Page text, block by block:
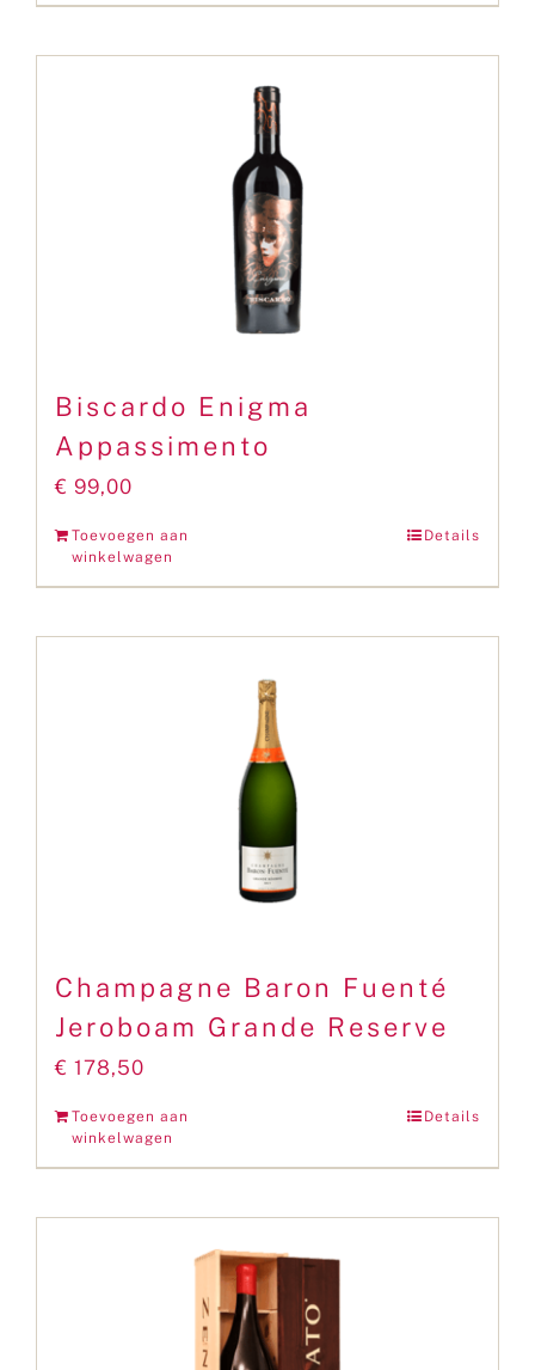
Biscardo Enigma
Appassimento
€ 99,00
Toevoegen aan
winkelwagen
Details
Champagne Baron Fuenté
Jeroboam Grande Reserve
€ 178,50
Toevoegen aan
winkelwagen
Details